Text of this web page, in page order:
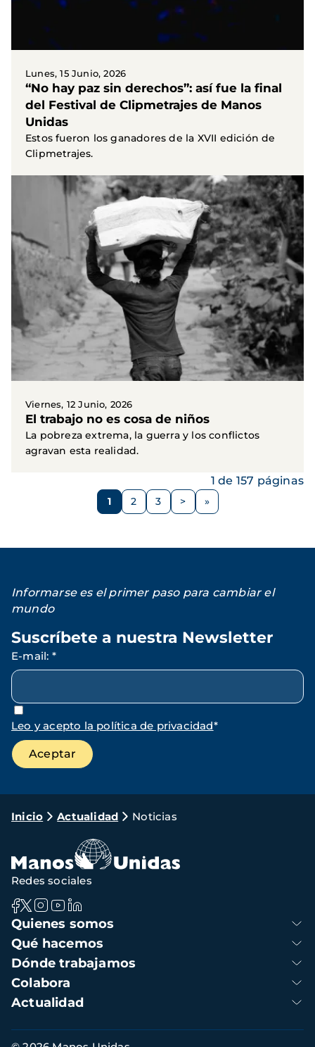
Lunes, 15 Junio, 2026
“No hay paz sin derechos”: así fue la final
del Festival de Clipmetrajes de Manos
Unidas
Estos fueron los ganadores de la XVII edición de
Clipmetrajes.
Viernes, 12 Junio, 2026
El trabajo no es cosa de niños
La pobreza extrema, la guerra y los conflictos
agravan esta realidad.
Página
1 Página
2 Página
3
Siguiente
>
1 de 157 páginas
Informarse es el primer paso para cambiar el
mundo
Suscríbete a nuestra Newsletter
E-mail: *
Leo y acepto la política de privacidad*
Ruta
navegación
Inicio Actualidad Noticias
Navegación
principal
Quienes somos
Qué hacemos
Dónde trabajamos
Colabora
Actualidad
Redes sociales